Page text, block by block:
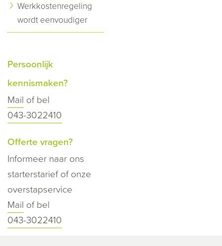
Werkkostenregeling
wordt eenvoudiger
Persoonlijk
kennismaken?
Mail of bel
043-3022410
Offerte vragen?
Informeer naar ons
starterstarief of onze
overstapservice
Mail of bel
043-3022410